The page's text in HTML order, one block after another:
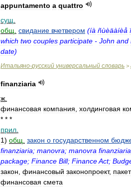
appuntamento a quattro
сущ
общ свидание вчетвером (íà ñùèäàíèå
which two couples participate - John and
date)
Итальяно-русский универсальный словарь >
finanziaria
ж
финансовая компания холдинговая
* * *
прил
1) общ закон о государственном
finanziaria; manovra; manovra finanziaria
package; Finance Bill; FinanceAct;
закон финансовый законопроект, пакет
финансовая смета